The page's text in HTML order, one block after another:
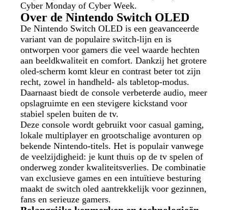
Cyber Monday of Cyber Week.
Over de Nintendo Switch OLED
De Nintendo Switch OLED is een geavanceerde
variant van de populaire switch-lijn en is
ontworpen voor gamers die veel waarde hechten
aan beeldkwaliteit en comfort. Dankzij het grotere
oled-scherm komt kleur en contrast beter tot zijn
recht, zowel in handheld- als tabletop-modus.
Daarnaast biedt de console verbeterde audio, meer
opslagruimte en een stevigere kickstand voor
stabiel spelen buiten de tv.
Deze console wordt gebruikt voor casual gaming,
lokale multiplayer en grootschalige avonturen op
bekende Nintendo-titels. Het is populair vanwege
de veelzijdigheid: je kunt thuis op de tv spelen of
onderweg zonder kwaliteitsverlies. De combinatie
van exclusieve games en een intuïtieve besturing
maakt de switch oled aantrekkelijk voor gezinnen,
fans en serieuze gamers.